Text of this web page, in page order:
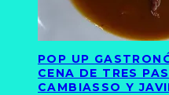
POP UP
CENA DE TRES
CAMBIASSO Y